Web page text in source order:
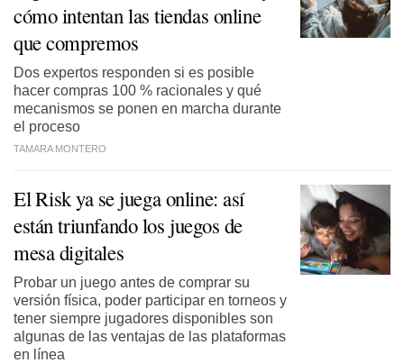
cómo intentan las tiendas online
que compremos
Dos expertos responden si es posible
hacer compras 100 % racionales y qué
mecanismos se ponen en marcha durante
el proceso
TAMARA MONTERO
El Risk ya se juega online: así
están triunfando los juegos de
mesa digitales
Probar un juego antes de comprar su
versión física, poder participar en torneos y
tener siempre jugadores disponibles son
algunas de las ventajas de las plataformas
en línea